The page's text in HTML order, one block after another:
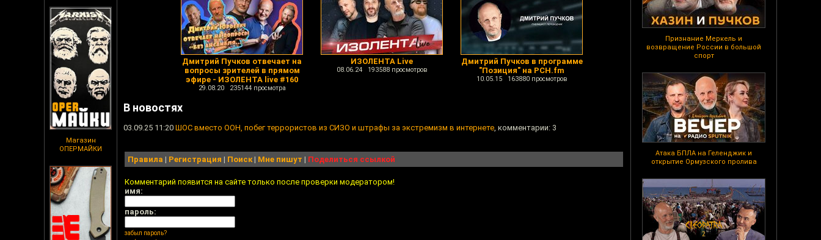
Магазин
ОПЕРМАЙКИ
Признание Меркель и
возвращение России в большой
спорт
Атака БПЛА на Геленджик и
открытие Ормузского пролива
Дмитрий Пучков отвечает на
вопросы зрителей в прямом
эфире - ИЗОЛЕНТА live #160
29.08.20 235144 просмотра
ИЗОЛЕНТА Live
08.06.24 193588 просмотров
Дмитрий Пучков в программе
"Позиция" на РСН.fm
10.05.15 163880 просмотров
В новостях
03.09.25 11:20 ШОС вместо ООН, побег террористов из СИЗО и штрафы за экстремизм в интернете, комментарии: 3
Правила | Регистрация | Поиск| Мне пишут | Поделиться ссылкой
Комментарий появится на сайте только после проверки модератором!
имя:
пароль:
забыл пароль?